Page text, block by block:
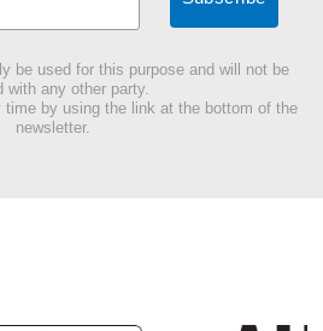
be used for this purpose and will not be
with any other party.
time by using the link at the bottom of the
newsletter.